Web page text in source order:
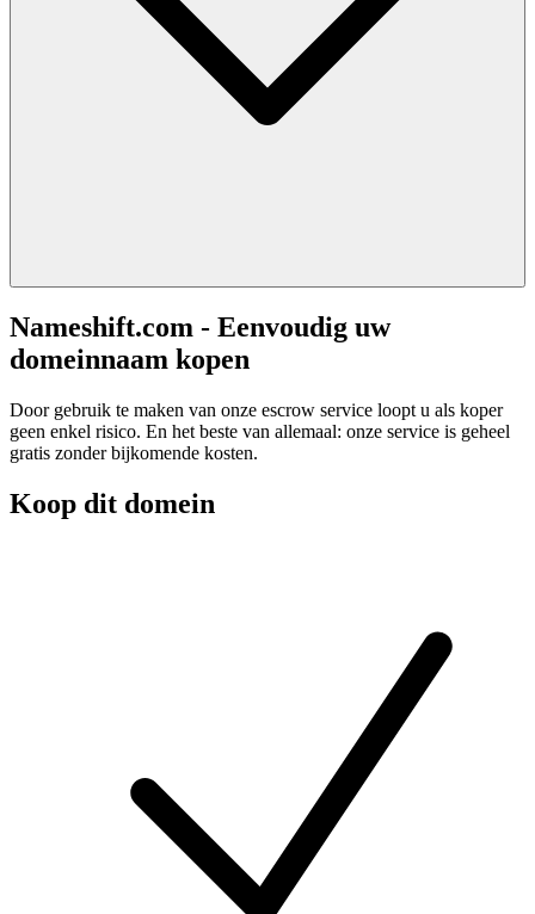
Nameshift.com - Eenvoudig uw
domeinnaam kopen
Door gebruik te maken van onze escrow service loopt u als koper
geen enkel risico. En het beste van allemaal: onze service is geheel
gratis zonder bijkomende kosten.
Koop dit domein